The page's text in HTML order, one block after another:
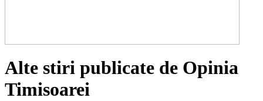
Alte stiri publicate de Opinia
Timisoarei